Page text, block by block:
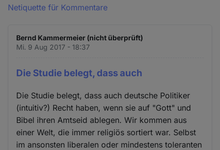
Netiquette für Kommentare
Bernd Kammermeier (nicht überprüft)
Mi. 9 Aug 2017 - 18:37
Die Studie belegt, dass auch
Die Studie belegt, dass auch deutsche Politiker
(intuitiv?) Recht haben, wenn sie auf "Gott" und
Bibel ihren Amtseid ablegen. Wir kommen aus
einer Welt, die immer religiös sortiert war. Selbst
im ansonsten liberalen oder mindestens toleranten